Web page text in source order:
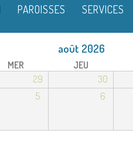
PAROISSES SERVICES
août 2026
MER JEU
29 30
5 6